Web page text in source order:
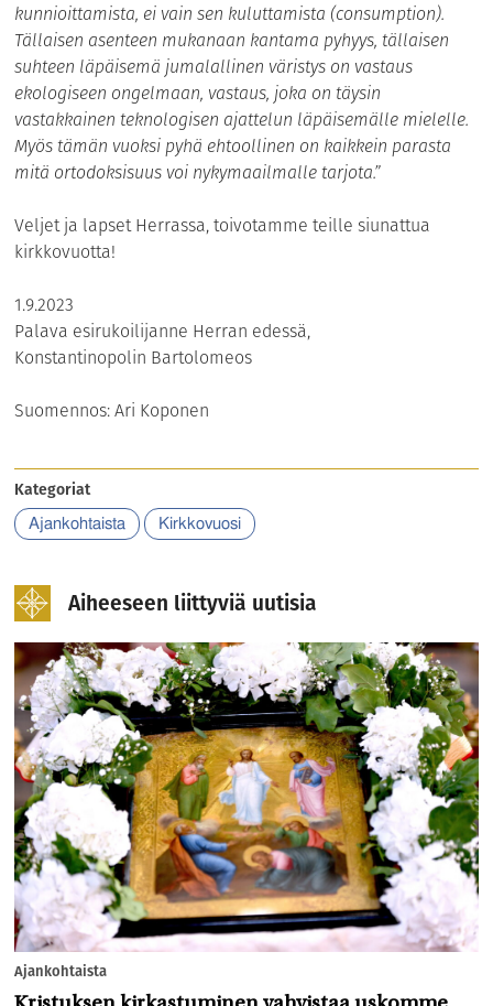
kunnioittamista, ei vain sen kuluttamista (consumption).
Tällaisen asenteen mukanaan kantama pyhyys, tällaisen
suhteen läpäisemä jumalallinen väristys on vastaus
ekologiseen ongelmaan, vastaus, joka on täysin
vastakkainen teknologisen ajattelun läpäisemälle mielelle.
Myös tämän vuoksi pyhä ehtoollinen on kaikkein parasta
mitä ortodoksisuus voi nykymaailmalle tarjota.”
Veljet ja lapset Herrassa, toivotamme teille siunattua
kirkkovuotta!
1.9.2023
Palava esirukoilijanne Herran edessä,
Konstantinopolin Bartolomeos
Suomennos: Ari Koponen
Kategoriat
Ajankohtaista Kirkkovuosi
Aiheeseen liittyviä uutisia
Ajankohtaista